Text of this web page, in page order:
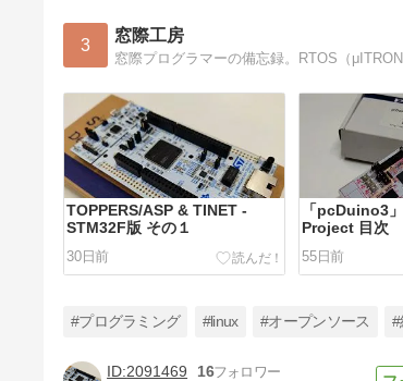
3 窓際工房
TOPPERS/ASP & TINET -
STM32F版 その１
30日前
「pcDuino3
Project 目次
55日前
#プログラミング #linux #オープンソース #
2091469
16